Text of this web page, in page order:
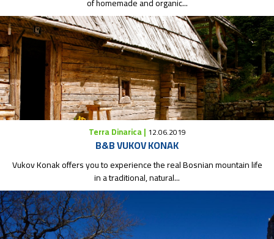
Terra Dinarica | 12.06.2019
B&B VUKOV KONAK
Vukov Konak offers you to experience the real Bosnian mountain life
in a traditional, natural...